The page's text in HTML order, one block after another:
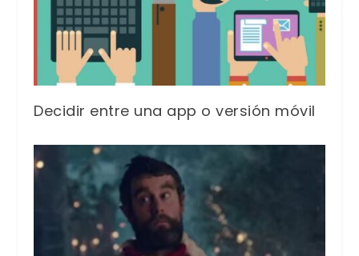
Decidir entre una app o versión móvil